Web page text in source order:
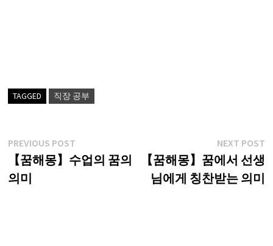
TAGGED 직장 공부
글
탐
색
PREVIOUS POSTPrevious
post:
【꿈해몽】수업의 꿈의
의미
NEXT POST
【꿈해몽】꿈에서 선생
님에게 칭찬받는 의미